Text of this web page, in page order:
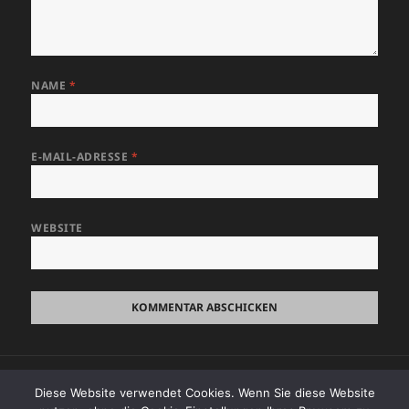
NAME *
E-MAIL-ADRESSE *
WEBSITE
Beitragsnavigation
Fotoausstellung – „So is´s bei uns im
Diese Website verwendet Cookies. Wenn Sie diese Website